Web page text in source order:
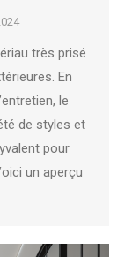
très prisé
En
le
de styles et
pour
un aperçu